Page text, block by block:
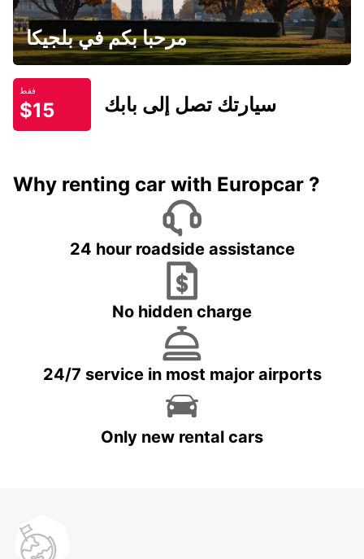
مرحبا بكم في بلجيكا
فقط
$15 سيارتك تصل إلى بابك
Why renting car with Europcar ?
24 hour roadside assistance
No hidden charge
24/7 service in most major airports
Only new rental cars